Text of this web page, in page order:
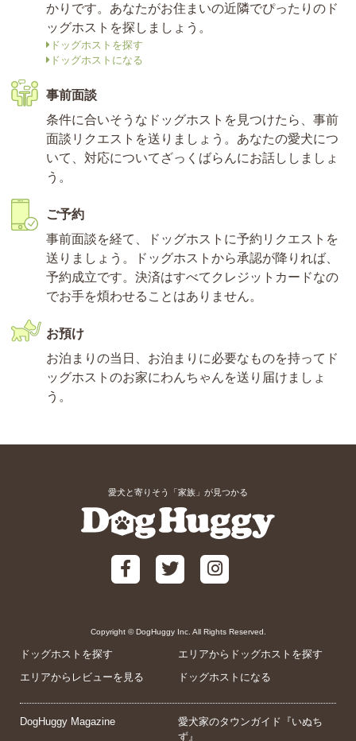
かりです。あなたがお住まいの近隣でぴったりのド
ッグホストを探しましょう。
ドッグホストを探す
ドッグホストになる
事前面談
条件に合いそうなドッグホストを見つけたら、事前
面談リクエストを送りましょう。あなたの愛犬につ
いて、対応についてざっくばらんにお話ししましょ
う。
ご予約
事前面談を経て、ドッグホストに予約リクエストを
送りましょう。ドッグホストから承認が降りれば、
予約成立です。決済はすべてクレジットカードなの
でお手を煩わせることはありません。
お預け
お泊まりの当日、お泊まりに必要なものを持ってド
ッグホストのお家にわんちゃんを送り届けましょ
う。
愛犬と寄りそう「家族」が見つかる
Copyright © DogHuggy Inc. All Rights Reserved.
ドッグホストを探す
エリアからドッグホストを探す
エリアからレビューを見る
ドッグホストになる
DogHuggy Magazine
愛犬家のタウンガイド『いぬち
ず』